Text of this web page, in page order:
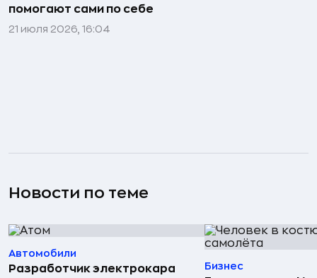
помогают сами по себе
21 июля 2026, 16:04
Новости по теме
Автомобили
Разработчик электрокара
Бизнес